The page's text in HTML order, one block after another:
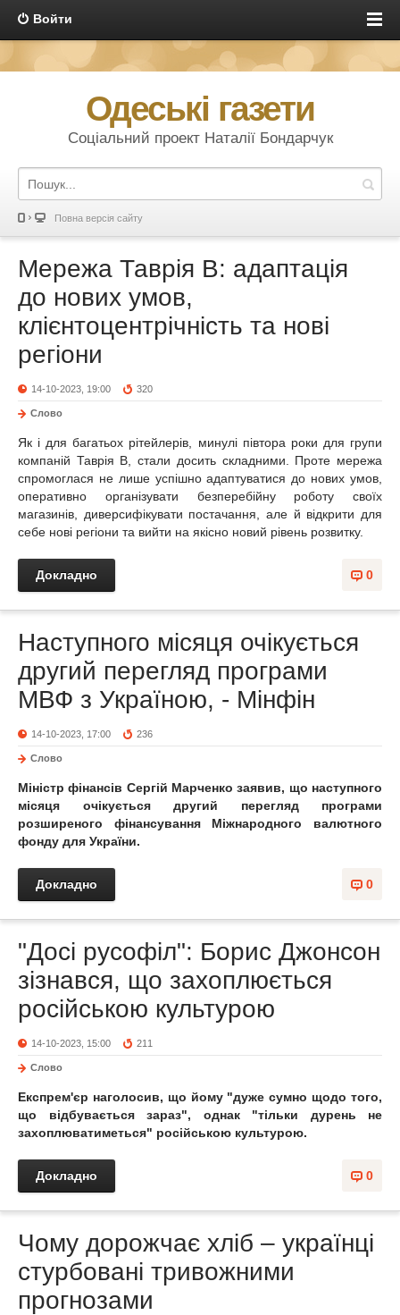
Войти
Одеські газети
Соціальний проект Наталії Бондарчук
Повна версія сайту
Мережа Таврія В: адаптація
до нових умов,
клієнтоцентрічність та нові
регіони
14-10-2023, 19:00 320
Слово
Як і для багатьох рітейлерів, минулі півтора роки для групи
компаній Таврія В, стали досить складними. Проте мережа
спромоглася не лише успішно адаптуватися до нових умов,
оперативно організувати безперебійну роботу своїх
магазинів, диверсифікувати постачання, але й відкрити для
себе нові регіони та вийти на якісно новий рівень розвитку.
0
Докладно
Наступного місяця очікується
другий перегляд програми
МВФ з Україною, - Мінфін
14-10-2023, 17:00 236
Слово
Міністр фінансів Сергій Марченко заявив, що наступного
місяця очікується другий перегляд програми
розширеного фінансування Міжнародного валютного
фонду для України.
0
Докладно
"Досі русофіл": Борис Джонсон
зізнався, що захоплюється
російською культурою
14-10-2023, 15:00 211
Слово
Експрем'єр наголосив, що йому "дуже сумно щодо того,
що відбувається зараз", однак "тільки дурень не
захоплюватиметься" російською культурою.
0
Докладно
Чому дорожчає хліб – українці
стурбовані тривожними
прогнозами